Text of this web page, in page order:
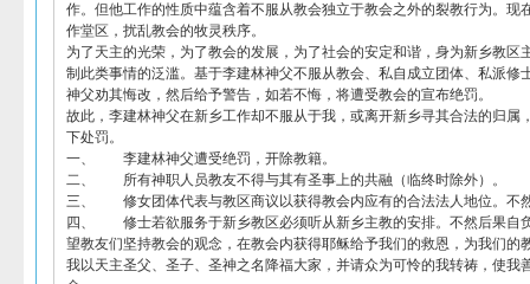
作。但他工作的性质中蕴含着不服从教会独立于教会之外的裂教行为。现
作堂区，扰乱教会的牧灵秩序。
为了天主的光荣，为了教会的发展，为了社会的安定和谐，身为新乡教区
制此类事情的泛滥。基于李建林神父不服从教会、私自成立团体、私派修
神父劝其悔改，然后给予警告，如若不悔，将遭受教会的宣布绝罚。
故此，李建林神父在新乡工作却不服从于我，或离开新乡寻其合法的归属
下处罚。
一、 李建林神父遭受绝罚，开除教籍。
二、 所有神职人员教友不得与其有圣事上的共融（临终时除外）。
三、 修女团体代表与教区商议以获得教会内应有的合法法人地位。不
四、 修士若欲服务于新乡教区必须听从新乡主教的安排。不然后果自
望教友们坚持教会的观念，在教会内获得耶稣给予我们的救恩，为我们的
我以天主圣父、圣子、圣神之名降福大家，并请众为可怜的我转祷，使我